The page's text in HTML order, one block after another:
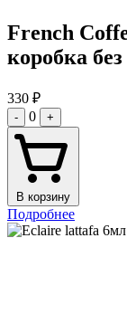
French
коробка
330 ₽
- 0 +
В корзину
Подробнее